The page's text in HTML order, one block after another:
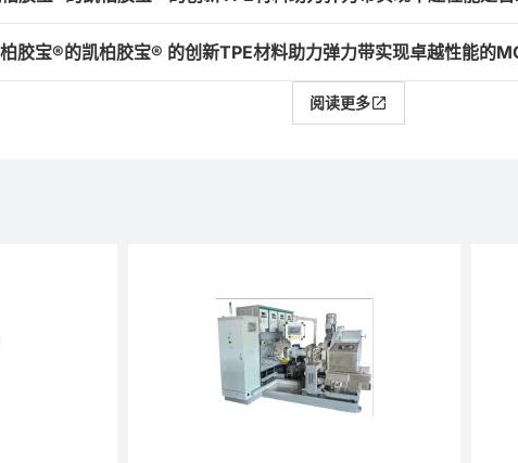
胶宝®的凯柏胶宝® 的创新TPE材料助力弹力带实现卓越性能的
阅读更多